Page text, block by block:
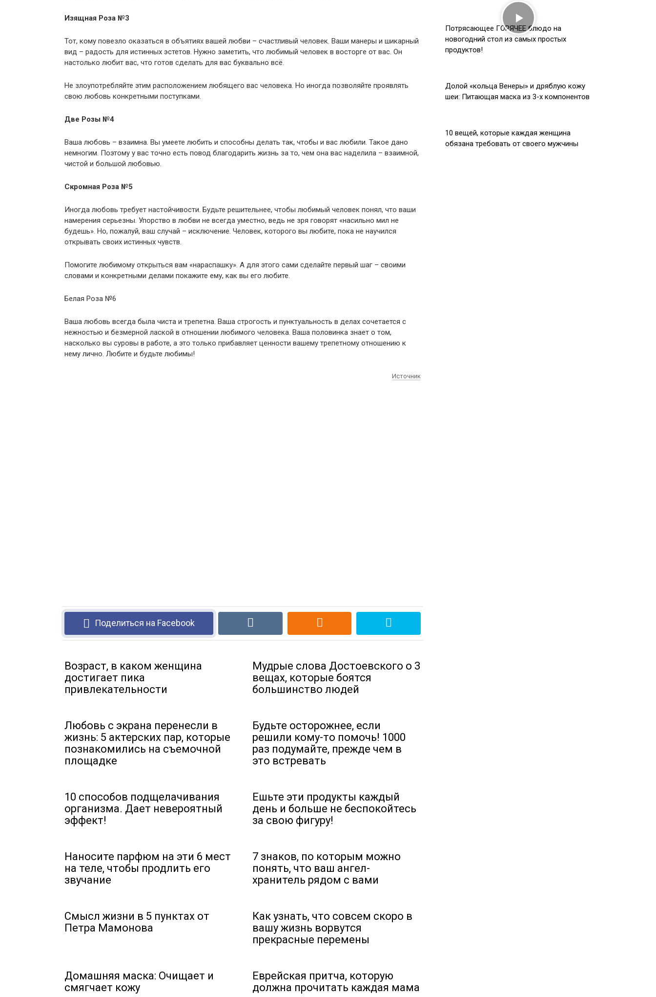
Изящная Роза №3
Тот, кому повезло оказаться в объятиях вашей любви – счастливый человек. Ваши манеры и шикарный
вид – радость для истинных эстетов. Нужно заметить, что любимый человек в восторге от вас. Он
настолько любит вас, что готов сделать для вас буквально всё.
Не злоупотребляйте этим расположением любящего вас человека. Но иногда позволяйте проявлять
свою любовь конкретными поступками.
Две Розы №4
Ваша любовь – взаимна. Вы умеете любить и способны делать так, чтобы и вас любили. Такое дано
немногим. Поэтому у вас точно есть повод благодарить жизнь за то, чем она вас наделила – взаимной,
чистой и большой любовью.
Скромная Роза №5
Иногда любовь требует настойчивости. Будьте решительнее, чтобы любимый человек понял, что ваши
намерения серьезны. Упорство в любви не всегда уместно, ведь не зря говорят «насильно мил не
будешь». Но, пожалуй, ваш случай – исключение. Человек, которого вы любите, пока не научился
открывать своих истинных чувств.
Помогите любимому открыться вам «нараспашку». А для этого сами сделайте первый шаг – своими
словами и конкретными делами покажите ему, как вы его любите.
Белая Роза №6
Ваша любовь всегда была чиста и трепетна. Ваша строгость и пунктуальность в делах сочетается с
нежностью и безмерной лаской в отношении любимого человека. Ваша половинка знает о том,
насколько вы суровы в работе, а это только прибавляет ценности вашему трепетному отношению к
нему лично. Любите и будьте любимы!
Источник
Поделиться на Facebook
Возраст, в каком женщина
достигает пика
привлекательности
Мудрые слова Достоевского о 3
вещах, которые боятся
большинство людей
Любовь с экрана перенесли в
жизнь: 5 актерских пар, которые
познакомились на съемочной
площадке
Будьте осторожнее, если
решили кому-то помочь! 1000
раз подумайте, прежде чем в
это встревать
10 способов подщелачивания
организма. Дает невероятный
эффект!
Ешьте эти продукты каждый
день и больше не беспокойтесь
за свою фигуру!
Наносите парфюм на эти 6 мест
на теле, чтобы продлить его
звучание
7 знаков, по которым можно
понять, что ваш ангел-
хранитель рядом с вами
Смысл жизни в 5 пунктах от
Петра Мамонова
Как узнать, что совсем скоро в
вашу жизнь ворвутся
прекрасные перемены
Домашняя маска: Очищает и
смягчает кожу
Еврейская притча, которую
должна прочитать каждая мама
Потрясающее ГОРЯЧЕЕ блюдо на
новогодний стол из самых простых
продуктов!
Долой «кольца Венеры» и дряблую кожу
шеи: Питающая маска из 3-х компонентов
10 вещей, которые каждая женщина
обязана требовать от своего мужчины